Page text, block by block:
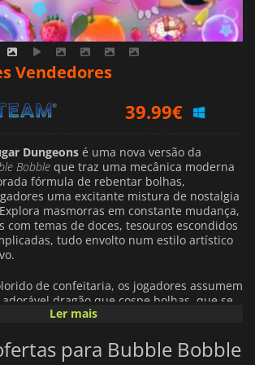
Vendedores
39.99€
Dungeons é uma nova versão da
Bobble que traz uma mecânica moderna
fórmula de rebentar bolhas,
uma excitante mistura de nostalgia
masmorras em constante mudança,
com temas de doces, tesouros escondidos
tudo envolto num estilo artístico
de confeitaria, os jogadores assumem
dragão que cospe bolhas, que se
misterioso e tem a tarefa de
processualmente, garantindo que não
iguais. Desde a mudança de localização
Ler mais
para Bubble Bobble